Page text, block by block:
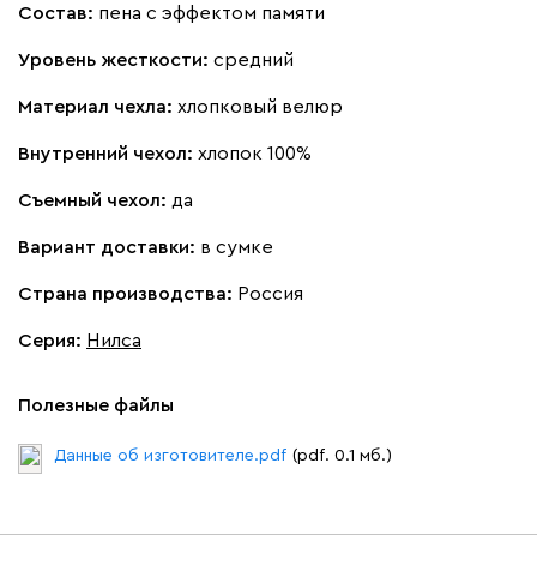
Состав: пена с эффектом памяти
Уровень жесткости: средний
Материал чехла: хлопковый велюр
Внутренний чехол: хлопок 100%
Съемный чехол: да
Вариант доставки: в сумке
Страна производства: Россия
Серия: Нилса
Полезные файлы
Данные об изготовителе.pdf (pdf. 0.1 мб.)